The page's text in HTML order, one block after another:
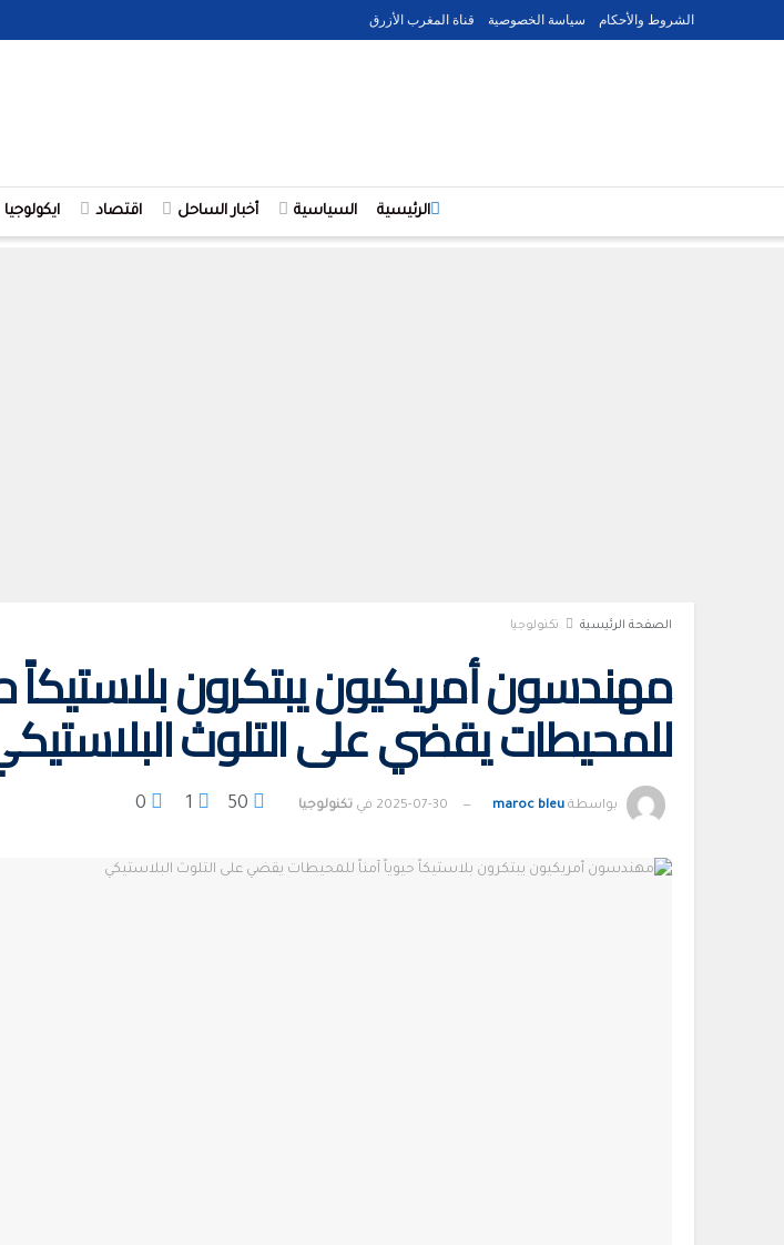
الشروط والأحكام سياسة الخصوصية قناة المغرب الأزرق
الرئيسية السياسية أخبار الساحل اقتصاد ايكولوجيا
الصفحة الرئيسية تكنولوجيا
مهندسون أمريكيون يبتكرون بلاستيكاً
للمحيطات يقضي على التلوث
بواسطة maroc bleu
2025-07-30 في تكنولوجيا 50
1